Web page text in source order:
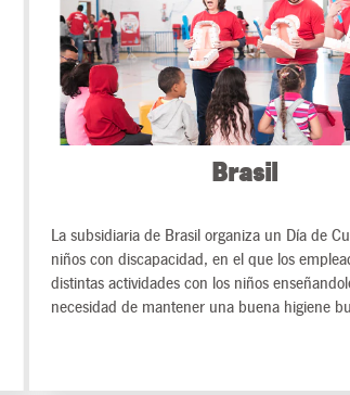
Brasil
La subsidiaria de Brasil organiza un Día de
niños con discapacidad, en el que los
distintas actividades con los niños
necesidad de mantener una buena higiene